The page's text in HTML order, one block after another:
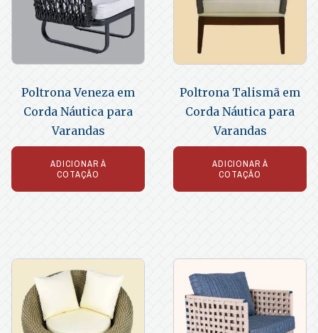
Poltrona Veneza em
Corda Náutica para
Varandas
ADICIONAR À
COTAÇÃO
Poltrona Talismã em
Corda Náutica para
Varandas
ADICIONAR À
COTAÇÃO